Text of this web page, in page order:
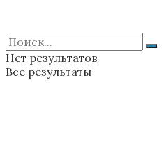
Нет результатов
Все результаты